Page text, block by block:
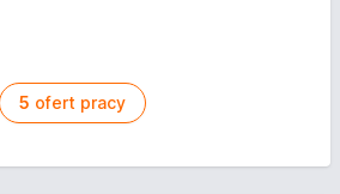
5 ofert pracy